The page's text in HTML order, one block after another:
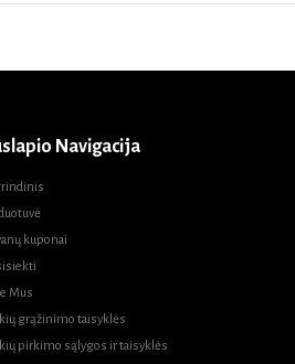
Navigacija
kuponai
Mus
grąžinimo taisyklės
pirkimo sąlygos ir taisyklės